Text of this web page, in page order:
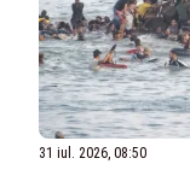
31 iul. 2026, 08:50